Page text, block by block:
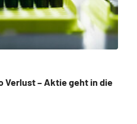
Verlust – Aktie geht in die